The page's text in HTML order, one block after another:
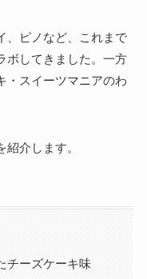
、ピノなど、これまで
ボしてきました。一方
・スイーツマニアのわ
介します。
チーズケーキ味